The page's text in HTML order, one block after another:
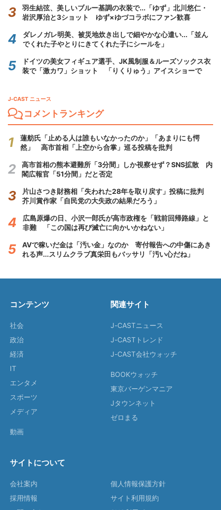
羽生結弦、美しいブルー基調の衣装で...「ゆず」北川悠仁・
岩沢厚治と3ショット ゆず×ゆづコラボにファン歓喜
ダレノガレ明美、被災地炊き出しで細やかな心遣い...「並ん
でくれた子やとりにきてくれた子にシールを」
ドイツの美女フィギュア選手、JK風制服＆ルーズソックス衣
装で「激カワ」ショット 「りくりゅう」アイスショーで
J-CAST ニュース
コメントランキング
蓮舫氏「止める人は誰もいなかったのか」「あまりにも愕
然」 高市首相「上空から合掌」巡る投稿を批判
高市首相の熊本避難所「3分間」しか視察せず？SNS拡散 内
閣広報官「51分間」だと否定
片山さつき財務相「失われた28年を取り戻す」投稿に批判
芥川賞作家「自民党の大失政の結果だろう」
広島原爆の日、小沢一郎氏が高市政権を「戦前回帰路線」と
非難 「この国は再び滅亡に向かいかねない」
AVで稼いだ金は「汚い金」なのか 寄付報告への中傷にあき
れる声...スリムクラブ真栄田もバッサリ「汚い心だね」
コンテンツ
社会
政治
経済
IT
エンタメ
スポーツ
メディア
動画
関連サイト
J-CASTニュース
J-CASTトレンド
J-CAST会社ウォッチ
BOOKウォッチ
東京バーゲンマニア
Jタウンネット
ゼロまる
サイトについて
会社案内
採用情報
個人情報保護方針
サイト利用規約